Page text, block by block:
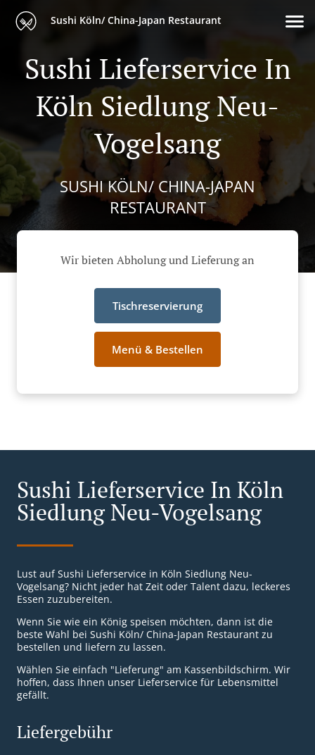
Sushi Köln/ China-Japan Restaurant
Sushi Lieferservice In
Köln Siedlung Neu-
Vogelsang
SUSHI KÖLN/ CHINA-JAPAN
RESTAURANT
Wir bieten Abholung und Lieferung an
Tischreservierung
Menü & Bestellen
Sushi Lieferservice In Köln
Siedlung Neu-Vogelsang
Lust auf Sushi Lieferservice in Köln Siedlung Neu-
Vogelsang? Nicht jeder hat Zeit oder Talent dazu, leckeres
Essen zuzubereiten.
Wenn Sie wie ein König speisen möchten, dann ist die
beste Wahl bei Sushi Köln/ China-Japan Restaurant zu
bestellen und liefern zu lassen.
Wählen Sie einfach "Lieferung" am Kassenbildschirm. Wir
hoffen, dass Ihnen unser Lieferservice für Lebensmittel
gefällt.
Liefergebühr